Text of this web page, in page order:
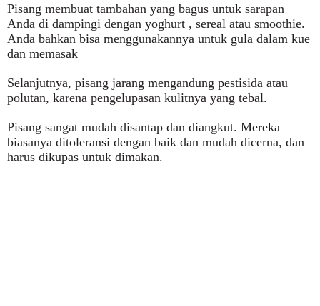
Pisang membuat tambahan yang bagus untuk sarapan
Anda di dampingi dengan yoghurt , sereal atau smoothie.
Anda bahkan bisa menggunakannya untuk gula dalam kue
dan memasak
Selanjutnya, pisang jarang mengandung pestisida atau
polutan, karena pengelupasan kulitnya yang tebal.
Pisang sangat mudah disantap dan diangkut. Mereka
biasanya ditoleransi dengan baik dan mudah dicerna, dan
harus dikupas untuk dimakan.